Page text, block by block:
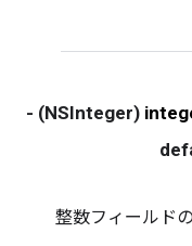
- (NSInteger)
整数フィールド